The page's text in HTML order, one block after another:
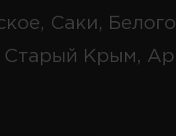
Саки,
Старый Крым,